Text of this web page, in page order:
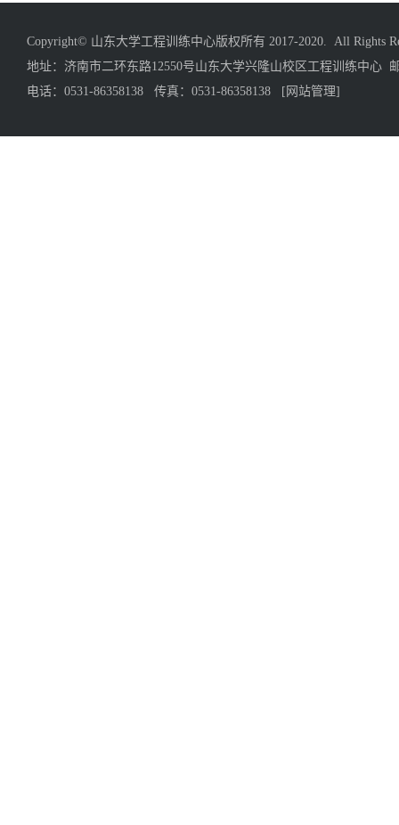
Copyright© 山东大学工程训练中心版权所有 2017-2020. All Rights
地址：济南市二环东路12550号山东大学兴隆山校区工程训练中心
电话：0531-86358138 传真：0531-86358138
[网站管理]